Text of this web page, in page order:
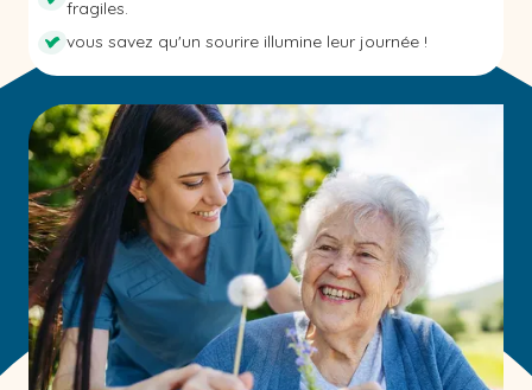
fragiles.
vous savez qu'un sourire illumine leur journée !